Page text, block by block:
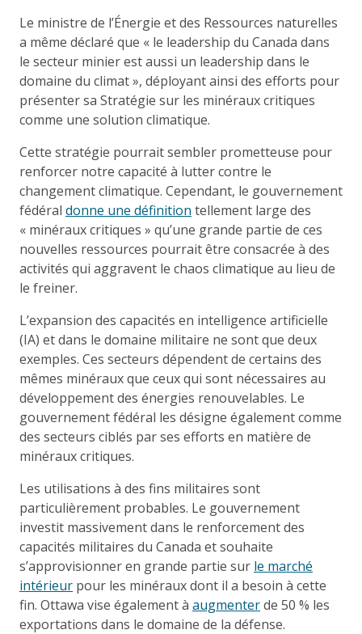
Le ministre de l’Énergie et des Ressources naturelles
a même déclaré que « le leadership du Canada dans
le secteur minier est aussi un leadership dans le
domaine du climat », déployant ainsi des efforts pour
présenter sa Stratégie sur les minéraux critiques
comme une solution climatique.
Cette stratégie pourrait sembler prometteuse pour
renforcer notre capacité à lutter contre le
changement climatique. Cependant, le gouvernement
fédéral donne une définition tellement large des
« minéraux critiques » qu’une grande partie de ces
nouvelles ressources pourrait être consacrée à des
activités qui aggravent le chaos climatique au lieu de
le freiner.
L’expansion des capacités en intelligence artificielle
(IA) et dans le domaine militaire ne sont que deux
exemples. Ces secteurs dépendent de certains des
mêmes minéraux que ceux qui sont nécessaires au
développement des énergies renouvelables. Le
gouvernement fédéral les désigne également comme
des secteurs ciblés par ses efforts en matière de
minéraux critiques.
Les utilisations à des fins militaires sont
particulièrement probables. Le gouvernement
investit massivement dans le renforcement des
capacités militaires du Canada et souhaite
s’approvisionner en grande partie sur le marché
intérieur pour les minéraux dont il a besoin à cette
fin. Ottawa vise également à augmenterde 50 % les
exportations dans le domaine de la défense.